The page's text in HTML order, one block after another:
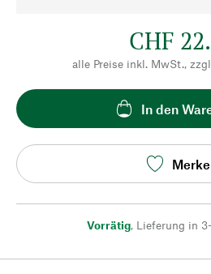
CHF
alle Preise inkl. MwSt.,
In den
Vorrätig, Lieferung in